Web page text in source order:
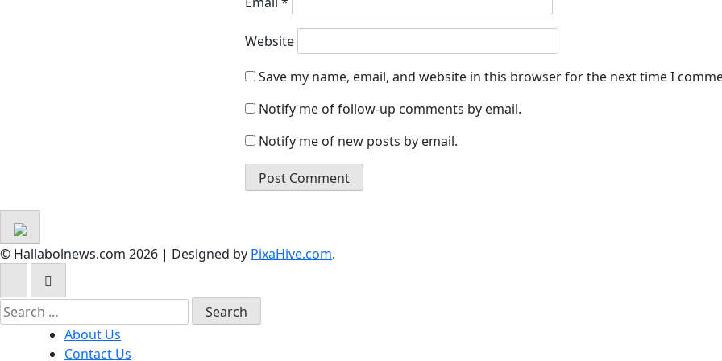
Website
Save my name, email, and website in this browser for the next time I
Notify me of follow-up comments by email.
Notify me of new posts by email.
© Hallabolnews.com 2026 | Designed by PixaHive.com.
About Us
Contact Us